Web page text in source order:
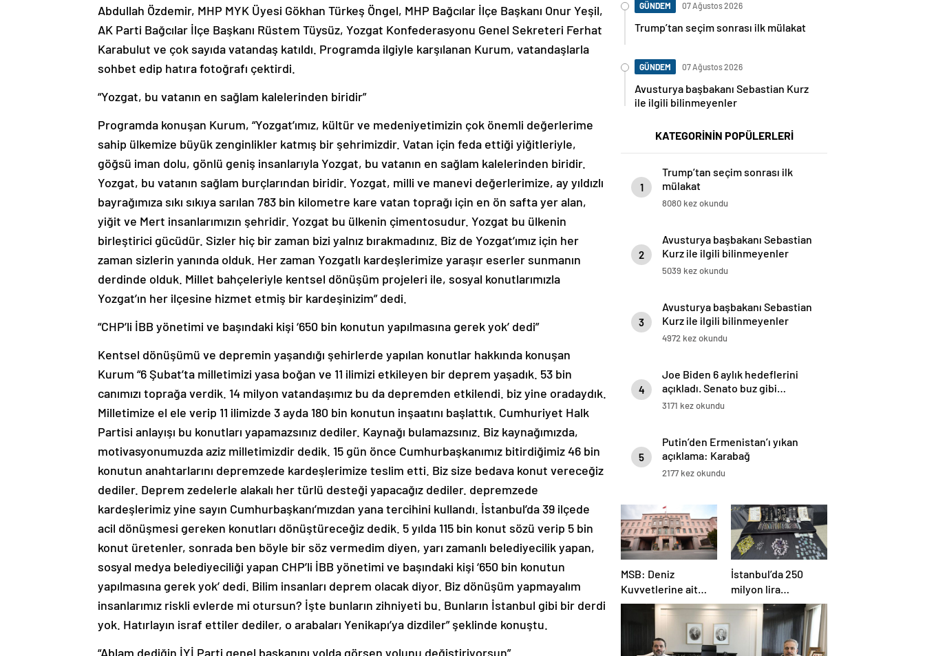
Abdullah Özdemir, MHP MYK Üyesi Gökhan Türkeş Öngel, MHP Bağcılar İlçe Başkanı Onur Yeşil,
AK Parti Bağcılar İlçe Başkanı Rüstem Tüysüz, Yozgat Konfederasyonu Genel Sekreteri Ferhat
Karabulut ve çok sayıda vatandaş katıldı. Programda ilgiyle karşılanan Kurum, vatandaşlarla
sohbet edip hatıra fotoğrafı çektirdi.
“Yozgat, bu vatanın en sağlam kalelerinden biridir”
Programda konuşan Kurum, “Yozgat’ımız, kültür ve medeniyetimizin çok önemli değerlerime
sahip ülkemize büyük zenginlikler katmış bir şehrimizdir. Vatan için feda ettiği yiğitleriyle,
göğsü iman dolu, gönlü geniş insanlarıyla Yozgat, bu vatanın en sağlam kalelerinden biridir.
Yozgat, bu vatanın sağlam burçlarından biridir. Yozgat, milli ve manevi değerlerimize, ay yıldızlı
bayrağımıza sıkı sıkıya sarılan 783 bin kilometre kare vatan toprağı için en ön safta yer alan,
yiğit ve Mert insanlarımızın şehridir. Yozgat bu ülkenin çimentosudur. Yozgat bu ülkenin
birleştirici gücüdür. Sizler hiç bir zaman bizi yalnız bırakmadınız. Biz de Yozgat’ımız için her
zaman sizlerin yanında olduk. Her zaman Yozgatlı kardeşlerimize yaraşır eserler sunmanın
derdinde olduk. Millet bahçeleriyle kentsel dönüşüm projeleri ile, sosyal konutlarımızla
Yozgat’ın her ilçesine hizmet etmiş bir kardeşinizim” dedi.
“CHP’li İBB yönetimi ve başındaki kişi ‘650 bin konutun yapılmasına gerek yok’ dedi”
Kentsel dönüşümü ve depremin yaşandığı şehirlerde yapılan konutlar hakkında konuşan
Kurum “6 Şubat’ta milletimizi yasa boğan ve 11 ilimizi etkileyen bir deprem yaşadık. 53 bin
canımızı toprağa verdik. 14 milyon vatandaşımız bu da depremden etkilendi. biz yine oradaydık.
Milletimize el ele verip 11 ilimizde 3 ayda 180 bin konutun inşaatını başlattık. Cumhuriyet Halk
Partisi anlayışı bu konutları yapamazsınız dediler. Kaynağı bulamazsınız. Biz kaynağımızda,
motivasyonumuzda aziz milletimizdir dedik. 15 gün önce Cumhurbaşkanımız bitirdiğimiz 46 bin
konutun anahtarlarını depremzede kardeşlerimize teslim etti. Biz size bedava konut vereceğiz
dediler. Deprem zedelerle alakalı her türlü desteği yapacağız dediler. depremzede
kardeşlerimiz yine sayın Cumhurbaşkanı’mızdan yana tercihini kullandı. İstanbul’da 39 ilçede
acil dönüşmesi gereken konutları dönüştüreceğiz dedik. 5 yılda 115 bin konut sözü verip 5 bin
konut üretenler, sonrada ben böyle bir söz vermedim diyen, yarı zamanlı belediyecilik yapan,
sosyal medya belediyeciliği yapan CHP’li İBB yönetimi ve başındaki kişi ‘650 bin konutun
yapılmasına gerek yok’ dedi. Bilim insanları deprem olacak diyor. Biz dönüşüm yapmayalım
insanlarımız riskli evlerde mi otursun? İşte bunların zihniyeti bu. Bunların İstanbul gibi bir derdi
yok. Hatırlayın israf ettiler dediler, o arabaları Yenikapı’ya dizdiler” şeklinde konuştu.
“Ablam dediğin İYİ Parti genel başkanını yolda görsen yolunu değiştiriyorsun”
GÜNDEM 07 Ağustos 2026
Trump’tan seçim sonrası ilk mülakat
GÜNDEM 07 Ağustos 2026
Avusturya başbakanı Sebastian Kurz
ile ilgili bilinmeyenler
KATEGORİNİN POPÜLERLERİ
1
Trump’tan seçim sonrası ilk
mülakat
8080 kez okundu
2
Avusturya başbakanı Sebastian
Kurz ile ilgili bilinmeyenler
5039 kez okundu
3
Avusturya başbakanı Sebastian
Kurz ile ilgili bilinmeyenler
4972 kez okundu
4
Joe Biden 6 aylık hedeflerini
açıkladı. Senato buz gibi…
3171 kez okundu
5
Putin’den Ermenistan’ı yıkan
açıklama: Karabağ
Azerbaycan’ın ayrılmaz bir
2177 kez okundu
MSB: Deniz
Kuvvetlerine ait
helikopter Antalya
açıklarında acil iniş
İstanbul’da 250
milyon lira
değerinde değerli
taş ele geçirildi